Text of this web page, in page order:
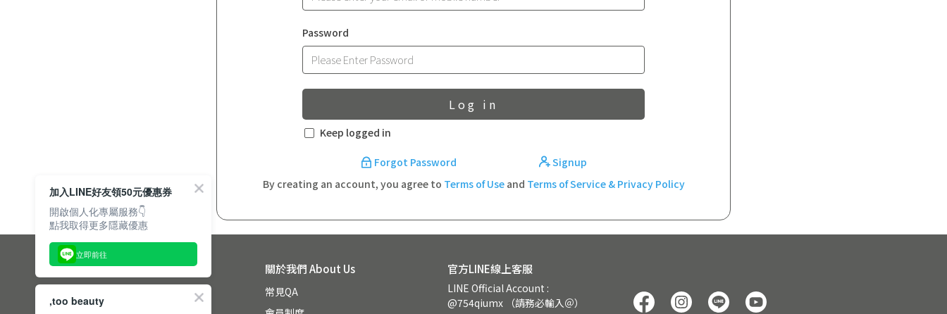
Password
Log in
Keep logged in
Forgot Password
Signup
By creating an account, you agree to Terms of Useand Terms of Service & Privacy Policy
聯絡資訊 Contact Us
Customer Service Hotline:
關於我們 About Us
常見QA
官方LINE線上客服
LINE Official Account :
@754qiumx （請務必輸入＠）
加入LINE好友領50元優惠券
開啟個人化專屬服務👇
點我取得更多隱藏優惠
立即前往
,too beauty